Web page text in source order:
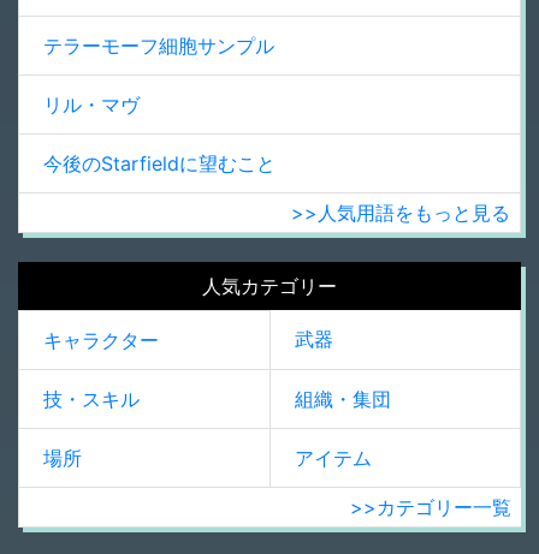
テラーモーフ細胞サンプル
リル・マヴ
今後のStarfieldに望むこと
>>人気用語をもっと見る
人気カテゴリー
キャラクター 武器
技・スキル 組織・集団
場所 アイテム
>>カテゴリー一覧